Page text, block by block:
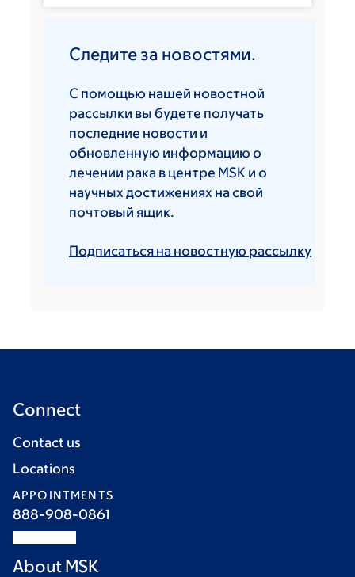
Следите за новостями.
С помощью нашей новостной
рассылки вы будете получать
последние новости и
обновленную информацию о
лечении рака в центре MSK и о
научных достижениях на свой
почтовый ящик.
Подписаться на новостную рассылку
Connect
Contact us
Locations
APPOINTMENTS
888-908-0861
About MSK